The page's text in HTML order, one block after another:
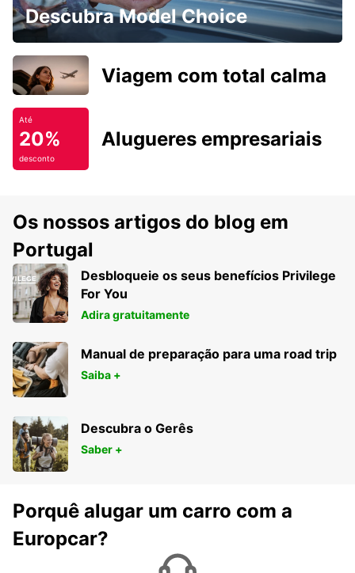
Descubra Model Choice
Viagem com total calma
Até
20%
desconto
Alugueres empresariais
Os nossos artigos do blog em
Portugal
Desbloqueie os seus benefícios Privilege
For You
Adira gratuitamente
Manual de preparação para uma road trip
Saiba +
Descubra o Gerês
Saber +
Porquê alugar um carro com a
Europcar?